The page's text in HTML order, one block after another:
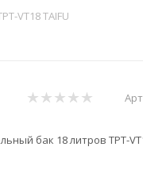
VT18 TAIFU
бак 18 литров TPT-